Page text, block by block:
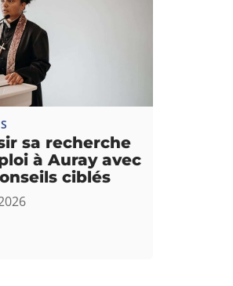
sa recherche
à Auray avec
ciblés